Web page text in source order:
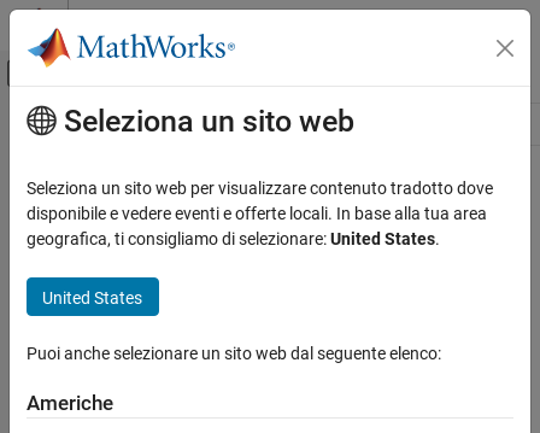
Vai al contenuto
Attiva/disattiva menu di navigazione
Risorsa
Stato
Contenuto principale
Seleziona un sito web
Seleziona un sito web per visualizzare contenuto tradotto dove
disponibile e vedere eventi e offerte locali. In base alla tua area
geografica, ti consigliamo di selezionare:United States.
United States
Puoi anche selezionare un sito web dal seguente elenco:
Americhe